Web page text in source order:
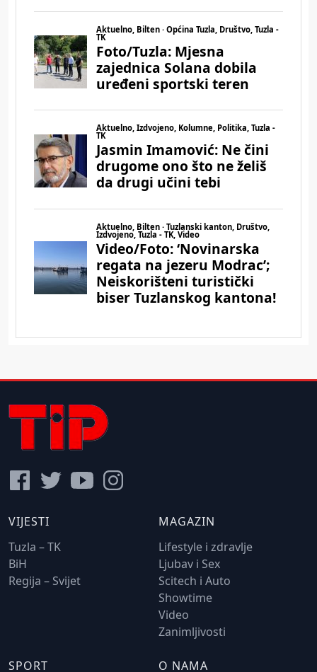
VIJESTI
Tuzla – TK
BiH
Regija – Svijet
MAGAZIN
Lifestyle i zdravlje
Ljubav i Sex
Scitech i Auto
Showtime
Video
Zanimljivosti
SPORT O NAMA